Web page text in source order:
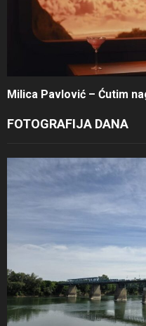
Milica Pavlović – Ćutim
FOTOGRAFIJA DANA